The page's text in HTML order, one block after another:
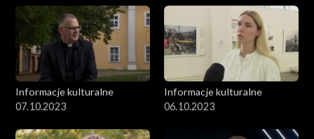
Informacje kulturalne
07.10.2023
Informacje kulturalne
06.10.2023